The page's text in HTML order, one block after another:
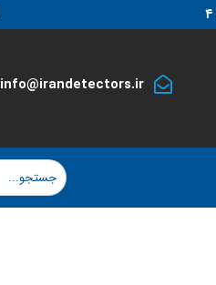
info@irandetectors.ir